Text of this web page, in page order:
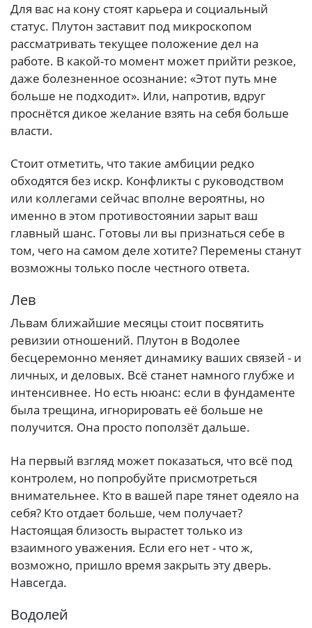
Для вас на кону стоят карьера и социальный
статус. Плутон заставит под микроскопом
рассматривать текущее положение дел на
работе. В какой-то момент может прийти резкое,
даже болезненное осознание: «Этот путь мне
больше не подходит». Или, напротив, вдруг
проснётся дикое желание взять на себя больше
власти.
Стоит отметить, что такие амбиции редко
обходятся без искр. Конфликты с руководством
или коллегами сейчас вполне вероятны, но
именно в этом противостоянии зарыт ваш
главный шанс. Готовы ли вы признаться себе в
том, чего на самом деле хотите? Перемены станут
возможны только после честного ответа.
Лев
Львам ближайшие месяцы стоит посвятить
ревизии отношений. Плутон в Водолее
бесцеремонно меняет динамику ваших связей - и
личных, и деловых. Всё станет намного глубже и
интенсивнее. Но есть нюанс: если в фундаменте
была трещина, игнорировать её больше не
получится. Она просто поползёт дальше.
На первый взгляд может показаться, что всё под
контролем, но попробуйте присмотреться
внимательнее. Кто в вашей паре тянет одеяло на
себя? Кто отдает больше, чем получает?
Настоящая близость вырастет только из
взаимного уважения. Если его нет - что ж,
возможно, пришло время закрыть эту дверь.
Навсегда.
Водолей